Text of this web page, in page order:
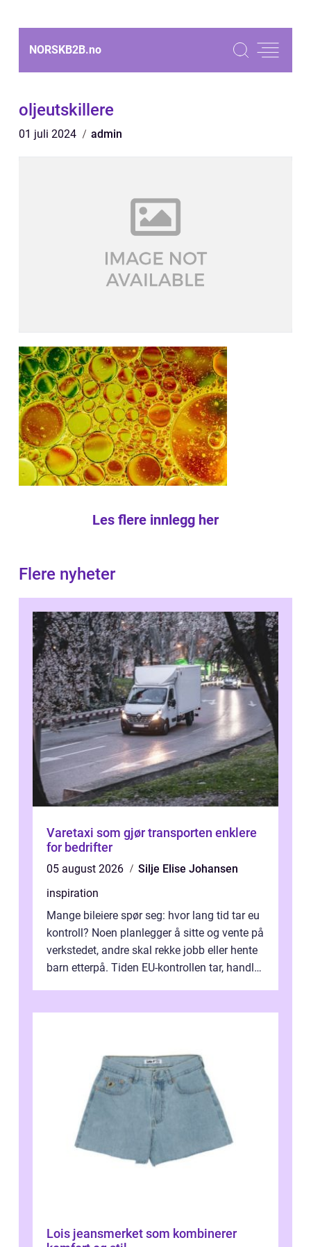
NORSKB2B.no
oljeutskillere
01 juli 2024 admin
Les flere innlegg her
Flere nyheter
Varetaxi som gjør transporten enklere
for bedrifter
05 august 2026
Silje Elise Johansen
inspiration
Mange bileiere spør seg: hvor lang tid tar eu
kontroll? Noen planlegger å sitte og vente på
verkstedet, andre skal rekke jobb eller hente
barn etterpå. Tiden EU-kontrollen tar, handler
Lois jeansmerket som kombinerer